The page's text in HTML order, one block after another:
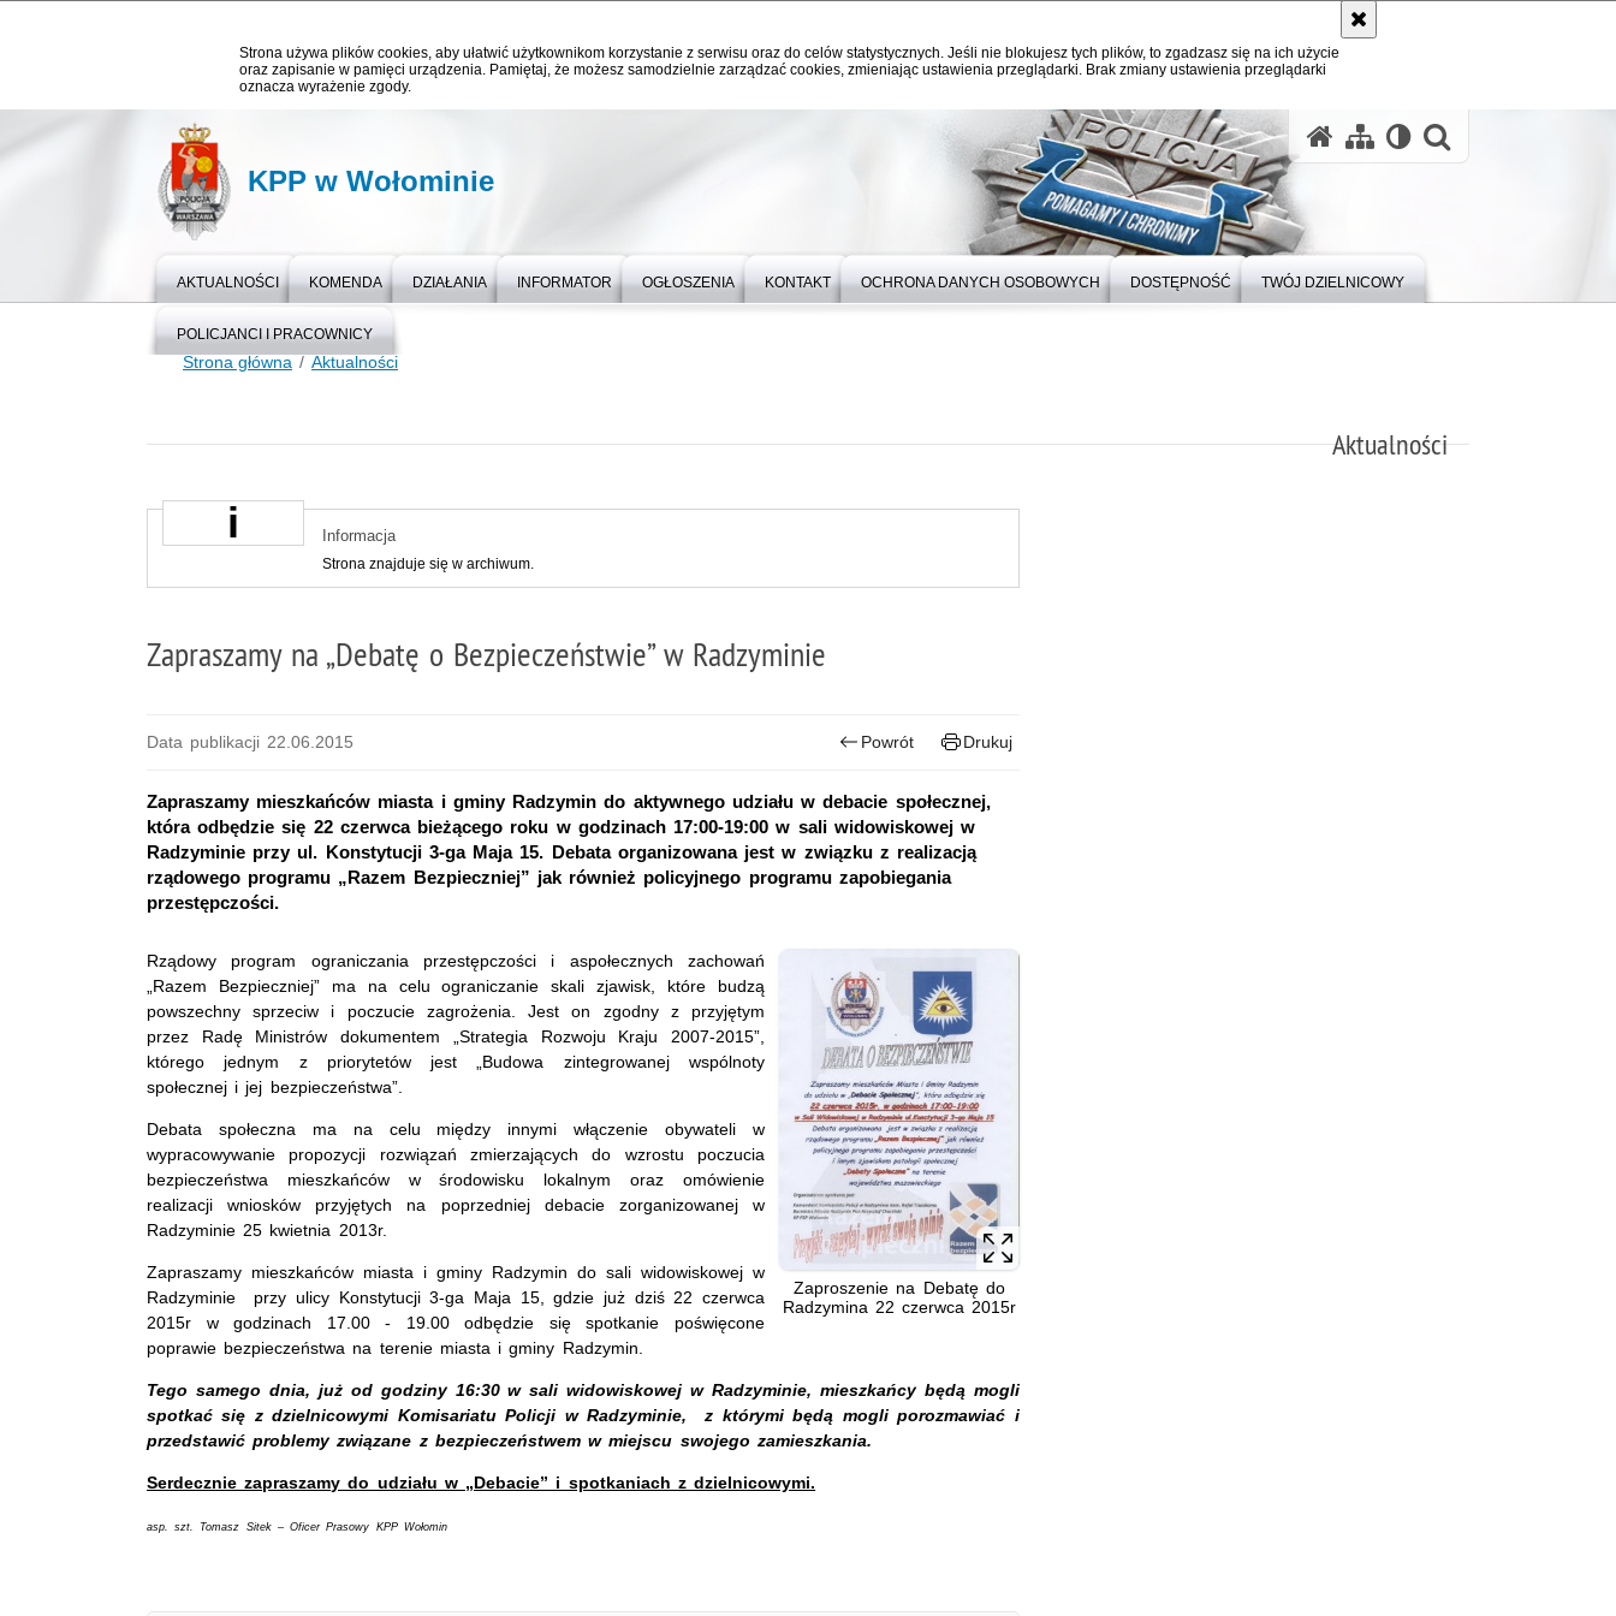
Strona używa plików cookies, aby ułatwić użytkownikom korzystanie z serwisu oraz do celów statystycznych. Jeśli nie blokujesz tych plików, to zgadzasz się na ich użycie
oraz zapisanie w pamięci urządzenia. Pamiętaj, że możesz samodzielnie zarządzać cookies, zmieniając ustawienia przeglądarki. Brak zmiany ustawienia przeglądarki
oznacza wyrażenie zgody.
KPP w Wołominie
AKTUALNOŚCI KOMENDA DZIAŁANIA INFORMATOR OGŁOSZENIA KONTAKT OCHRONA DANYCH OSOBOWYCH DOSTĘPNOŚĆ TWÓJ DZIELNICOWY
POLICJANCI I PRACOWNICY
Strona główna Aktualności
Aktualności
Informacja
Strona znajduje się w archiwum.
Zapraszamy na „Debatę o Bezpieczeństwie” w Radzyminie
Data publikacji 22.06.2015 Powrót Drukuj
Zapraszamy mieszkańców miasta i gminy Radzymin do aktywnego udziału w debacie społecznej,
która odbędzie się 22 czerwca bieżącego roku w godzinach 17:00-19:00 w sali widowiskowej w
Radzyminie przy ul. Konstytucji 3-ga Maja 15. Debata organizowana jest w związku z realizacją
rządowego programu „Razem Bezpieczniej” jak również policyjnego programu zapobiegania
przestępczości.
Zaproszenie na Debatę do
Radzymina 22 czerwca 2015r
Rządowy program ograniczania przestępczości i aspołecznych zachowań
„Razem Bezpieczniej” ma na celu ograniczanie skali zjawisk, które budzą
powszechny sprzeciw i poczucie zagrożenia. Jest on zgodny z przyjętym
przez Radę Ministrów dokumentem „Strategia Rozwoju Kraju 2007-2015”,
którego jednym z priorytetów jest „Budowa zintegrowanej wspólnoty
społecznej i jej bezpieczeństwa”.
Debata społeczna ma na celu między innymi włączenie obywateli w
wypracowywanie propozycji rozwiązań zmierzających do wzrostu poczucia
bezpieczeństwa mieszkańców w środowisku lokalnym oraz omówienie
realizacji wniosków przyjętych na poprzedniej debacie zorganizowanej w
Radzyminie 25 kwietnia 2013r.
Zapraszamy mieszkańców miasta i gminy Radzymin do sali widowiskowej w
Radzyminie przy ulicy Konstytucji 3-ga Maja 15, gdzie już dziś 22 czerwca
2015r w godzinach 17.00 - 19.00 odbędzie się spotkanie poświęcone
poprawie bezpieczeństwa na terenie miasta i gminy Radzymin.
Tego samego dnia, już od godziny 16:30 w sali widowiskowej w Radzyminie, mieszkańcy będą mogli
spotkać się z dzielnicowymi Komisariatu Policji w Radzyminie, z którymi będą mogli porozmawiać i
przedstawić problemy związane z bezpieczeństwem w miejscu swojego zamieszkania.
Serdecznie zapraszamy do udziału w „Debacie” i spotkaniach z dzielnicowymi.
asp. szt. Tomasz Sitek – Oficer Prasowy KPP Wołomin